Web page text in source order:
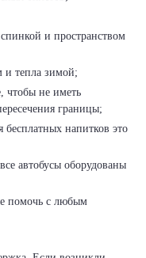
и пространством
и тепла зимой;
чтобы не иметь
границы;
бесплатных напитков это
автобусы оборудованы
помочь с любым